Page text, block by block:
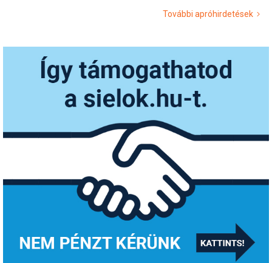
További apróhirdetések